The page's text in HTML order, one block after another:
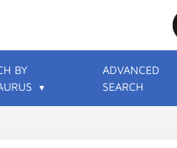
BY
ADVANCED
SEARCH